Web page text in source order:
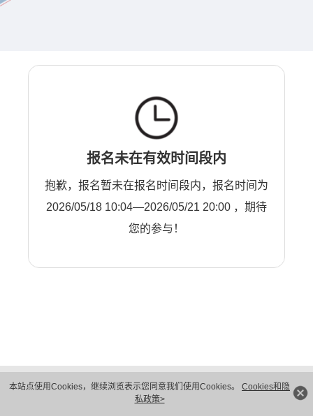
本站点使用Cookies，继续浏览表示您同意我们使用Cookies。 Cookies和隐
私政策>
报名未在有效时间段内
抱歉，报名暂未在报名时间段内，报名时间为
2026/05/18 10:04—2026/05/21 20:00 ，期待
您的参与！
隐私保护
法律声明